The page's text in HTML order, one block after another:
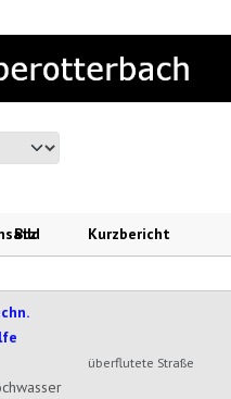
Bild Kurzbericht
überflutete Straße